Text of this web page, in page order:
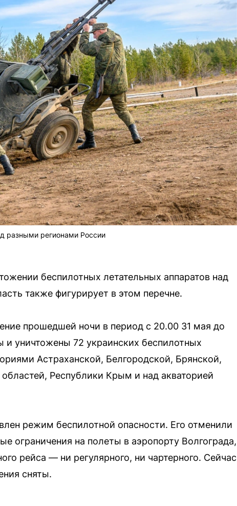
разными регионами России
беспилотных летательных аппаратов над
также фигурирует в этом перечне.
прошедшей ночи в период с 20.00 31 мая до
уничтожены 72 украинских беспилотных
Астраханской, Белгородской, Брянской,
Республики Крым и над акваторией
режим беспилотной опасности. Его отменили
ограничения на полеты в аэропорту Волгограда,
рейса — ни регулярного, ни чартерного. Сейчас
сняты.